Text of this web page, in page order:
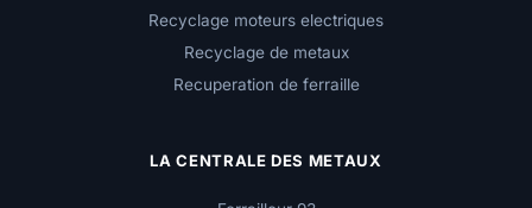
Recyclage moteurs electriques
Recyclage de metaux
Recuperation de ferraille
LA CENTRALE DES METAUX